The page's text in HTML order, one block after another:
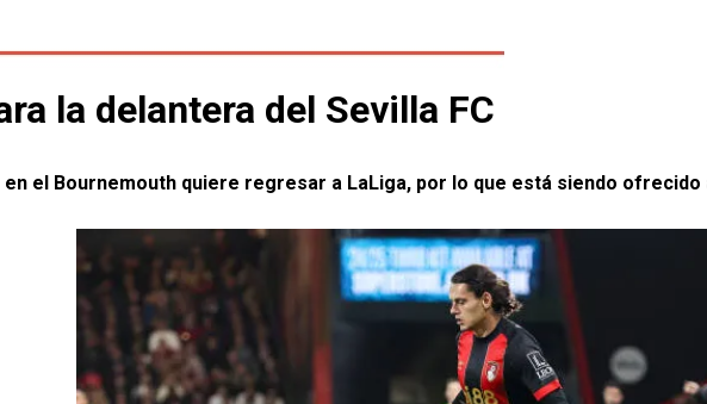
la delantera del Sevilla FC
el Bournemouth quiere regresar a LaLiga, por lo que está siendo ofrecido